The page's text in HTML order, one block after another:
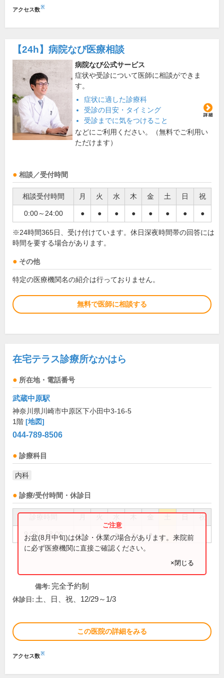
アクセス数※
【24h】 病院なび医療相談
病院なび公式サービス
症状や受診について医師に相談ができま
す。
症状に適した診療科
受診の目安・タイミング
受診までに気をつけること
などにご利用ください。（無料でご利用い
ただけます）
相談／受付時間
相談受付時間 月 火 水 木 金 土 日 祝
0:00～24:00 ● ● ● ● ● ● ● ●
※24時間365日、受け付けています。休日深夜時間帯の回答には
時間を要する場合があります。
その他
特定の医療機関名の紹介は行っておりません。
無料で医師に相談する
在宅テラス診療所なかはら
所在地・電話番号
武蔵中原駅
神奈川県川崎市中原区下小田中3-16-5
1階 [地図]
044-789-8506
診療科目
内科
診療/受付時間・休診日
祝
9:00～18:00 ● ● ● ● ●
お盆(8月中旬)は休診・休業の場合があります。来院前
に必ず医療機関に直接ご確認ください。
×閉じる
備考: 完全予約制
休診日: 土、日、祝、12/29～1/3
この医院の詳細をみる
アクセス数※